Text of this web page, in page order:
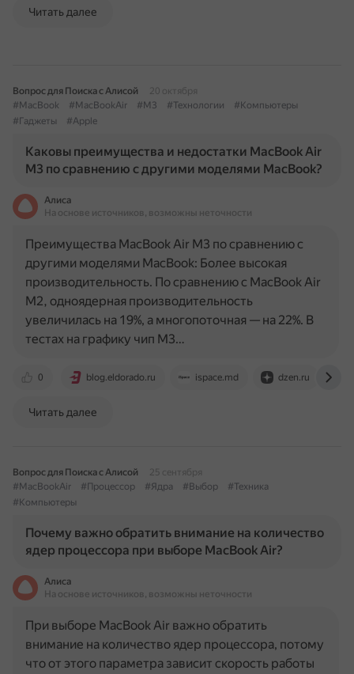
Читать далее
Вопрос для Поиска с Алисой
20 октября
#MacBook
#MacBookAir #M3 #Технологии
#Компьютеры
#Гаджеты
#Apple
Каковы преимущества и недостатки MacBook Air
M3 по сравнению с другими моделями MacBook?
Алиса
На основе источников, возможны неточности
0 blog.eldorado.ru ispace.md dzen.ru
Преимущества MacBook Air M3 по сравнению с
другими моделями MacBook: Более высокая
производительность. По сравнению с MacBook Air
M2, одноядерная производительность
увеличилась на 19%, а многопоточная — на 22%. В
тестах на графику чип M3…
Читать далее
Вопрос для Поиска с Алисой
25 сентября
#MacBookAir
#Процессор #Ядра #Выбор
#Техника
#Компьютеры
Почему важно обратить внимание на количество
ядер процессора при выборе MacBook Air?
Алиса
На основе источников, возможны неточности
При выборе MacBook Air важно обратить
внимание на количество ядер процессора, потому
что от этого параметра зависит скорость работы